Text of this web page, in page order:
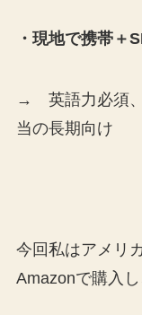
・現地で携帯＋
→ 英語力必須、
当の長期向け
今回私はアメリ
Amazonで購入し